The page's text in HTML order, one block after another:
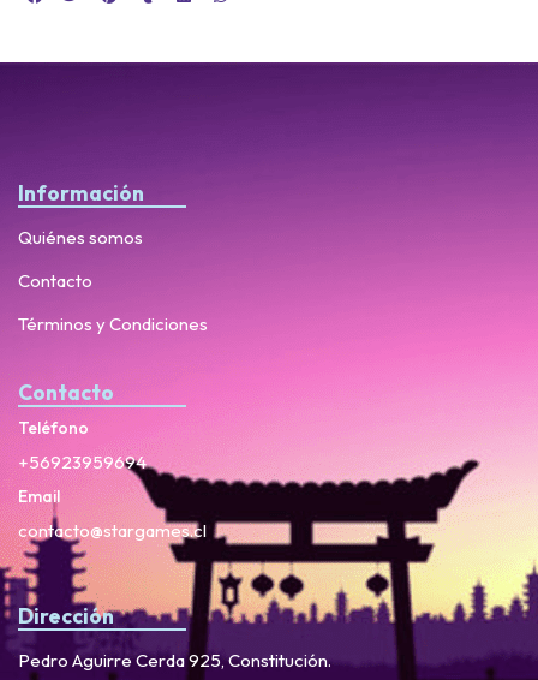
Información
Quiénes somos
Contacto
Términos y Condiciones
Contacto
Teléfono
+56923959694
Email
contacto@stargames.cl
Dirección
Pedro Aguirre Cerda 925, Constitución.